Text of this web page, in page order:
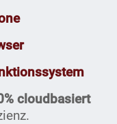
cloudbasiert